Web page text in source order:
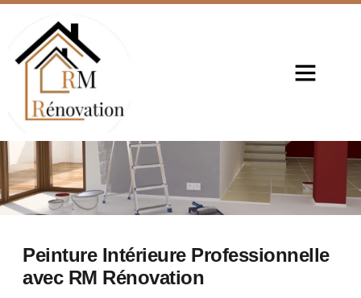
Peinture Intérieure Professionnelle
avec RM Rénovation